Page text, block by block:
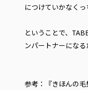
につけていかなくっ
ということで、
ンパートナーにな
参考：『きほんの